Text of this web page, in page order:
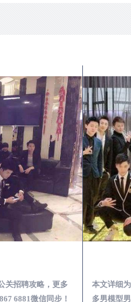
关招聘攻略，更多
6881微信同步！
本文详细
多男模型